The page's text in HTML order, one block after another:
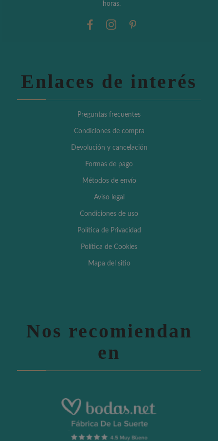
horas.
Enlaces de interés
Preguntas frecuentes
Condiciones de compra
Devolución y cancelación
Formas de pago
Métodos de envío
Aviso legal
Condiciones de uso
Política de Privacidad
Política de Cookies
Mapa del sitio
Nos recomiendan
en